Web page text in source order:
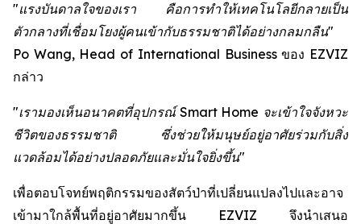
"แรงบันดาลใจของเรา คือการทำให้เทคโนโลยีกลายเป็น
ตัวกลางที่เชื่อมโยงผู้คนเข้ากับธรรมชาติได้อย่างกลมกลืน"
Po Wang, Head of International Business ของ EZVIZ
กล่าว
"เรามองเห็นอนาคตที่อุปกรณ์ Smart Home จะเข้าใจจังหวะ
ชีวิตของธรรมชาติ ซึ่งช่วยให้มนุษย์อยู่อาศัยร่วมกับสิ่ง
แวดล้อมได้อย่างปลอดภัยและมั่นใจยิ่งขึ้น"
เพื่อตอบโจทย์พฤติกรรมของสัตว์ป่าที่เปลี่ยนแปลงไปและอาจ
เข้ามาใกล้พื้นที่อยู่อาศัยมากขึ้น EZVIZ จึงนำเสนอ